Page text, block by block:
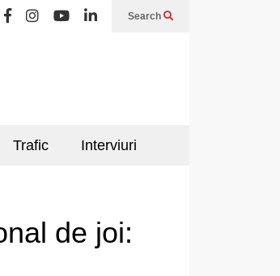
Search
Trafic Interviuri
de joi: